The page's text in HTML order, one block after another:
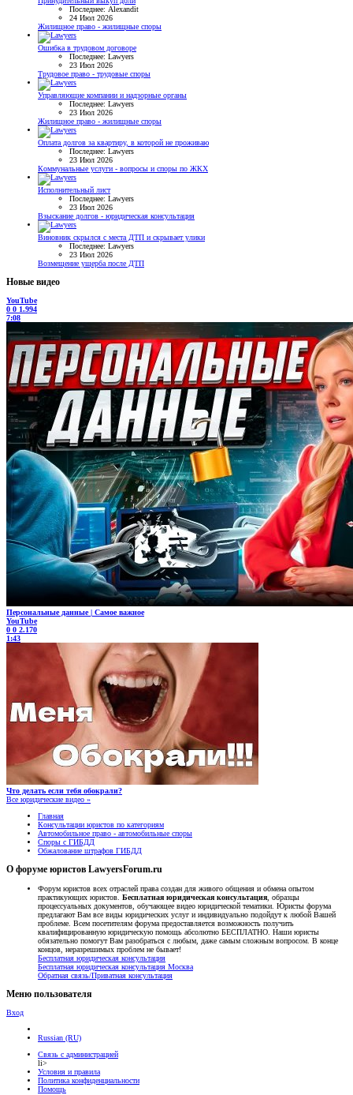
Последнее: Alexandit
24 Июл 2026
Жилищное право - жилищные споры
Ошибка в трудовом договоре
Последнее: Lawyers
23 Июл 2026
Трудовое право - трудовые споры
Управляющие компании и надзорные органы
Последнее: Lawyers
23 Июл 2026
Жилищное право - жилищные споры
Оплата долгов за квартиру, в которой не проживаю
Последнее: Lawyers
23 Июл 2026
Коммунальные услуги - вопросы и споры по ЖКХ
Исполнительный лист
Последнее: Lawyers
23 Июл 2026
Взыскание долгов - юридическая консультация
Виновник скрылся с места ДТП и скрывает улики
Последнее: Lawyers
23 Июл 2026
Возмещение ущерба после ДТП
Новые видео
YouTube
0 0 1.994
7:08
Персональные данные | Самое важное
YouTube
0 0 2.170
1:43
Что делать если тебя обокрали?
Все юридические видео »
Главная
Консультации юристов по категориям
Автомобильное право - автомобильные споры
Споры с ГИБДД
Обжалование штрафов ГИБДД
О форуме юристов LawyersForum.ru
Форум юристов всех отраслей права создан для живого общения и обмена опытом
практикующих юристов. Бесплатная юридическая консультация , образцы
процессуальных документов, обучающее видео юридической тематики. Юристы форума
предлагают Вам все виды юридических услуг и индивидуально подойдут к любой Вашей
проблеме. Всем посетителям форума предоставляется возможность получить
квалифицированную юридическую помощь абсолютно БЕСПЛАТНО. Наши юристы
обязательно помогут Вам разобраться с любым, даже самым сложным вопросом. В конце
концов, неразрешимых проблем не бывает!
Бесплатная юридическая консультация
Бесплатная юридическая консультация Москва
Обратная связь/Приватная консультация
Меню пользователя
Вход
Russian (RU)
Связь с администрацией
li>
Условия и правила
Политика конфиденциальности
Помощь